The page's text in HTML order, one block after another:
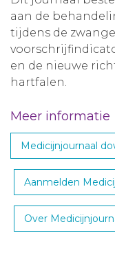
aan de
tijdens de
en de nieuwe
hartfalen.
Meer informatie
Medicijnjournaal
Aanmelden
Over